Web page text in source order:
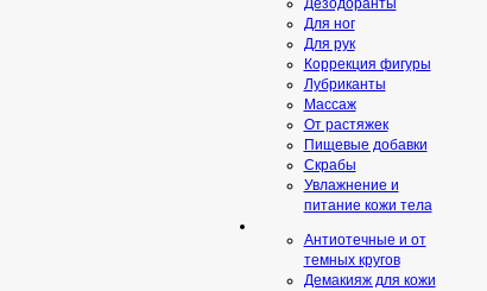
Дезодоранты
Для ног
Для рук
Коррекция фигуры
Лубриканты
Массаж
От растяжек
Пищевые добавки
Скрaбы
Увлажнение и
питание кожи тела
Антиотечные и от
темных кругов
Демакияж для кожи